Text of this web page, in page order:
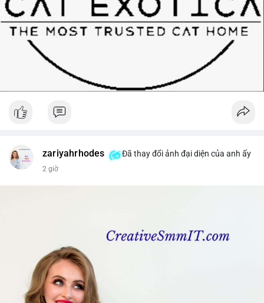
zariyahrhodes Đã thay đổi ảnh đại diện của anh ấy
2 giờ